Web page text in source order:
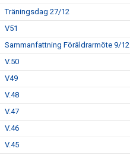
Träningsdag 27/12
V51
Sammanfattning Föräldrarmöte 9/12
V.50
V49
V.48
V.47
V.46
V.45